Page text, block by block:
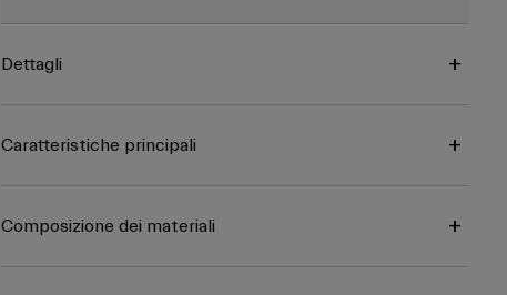
Dettagli
Caratteristiche principali
Composizione dei materiali